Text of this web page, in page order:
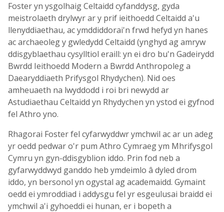
Foster yn ysgolhaig Celtaidd cyfanddysg, gyda
meistrolaeth drylwyr ar y prif ieithoedd Celtaidd a'u
llenyddiaethau, ac ymddiddorai'n frwd hefyd yn hanes
ac archaeoleg y gwledydd Celtaidd (ynghyd ag amryw
ddisgyblaethau cysylltiol eraill: yn ei dro bu'n Gadeirydd
Bwrdd Ieithoedd Modern a Bwrdd Anthropoleg a
Daearyddiaeth Prifysgol Rhydychen). Nid oes
amheuaeth na lwyddodd i roi bri newydd ar
Astudiaethau Celtaidd yn Rhydychen yn ystod ei gyfnod
fel Athro yno.
Rhagorai Foster fel cyfarwyddwr ymchwil ac ar un adeg
yr oedd pedwar o'r pum Athro Cymraeg ym Mhrifysgol
Cymru yn gyn-ddisgyblion iddo. Prin fod neb a
gyfarwyddwyd ganddo heb ymdeimlo â dyled drom
iddo, yn bersonol yn ogystal ag academaidd. Gymaint
oedd ei ymroddiad i addysgu fel yr esgeulusai braidd ei
ymchwil a'i gyhoeddi ei hunan, er i bopeth a